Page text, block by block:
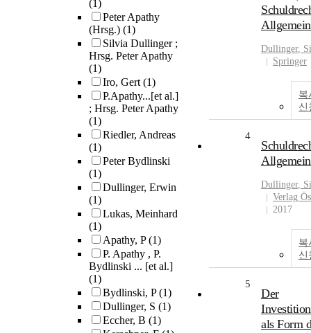
(1)
Peter Apathy
(Hrsg.) (1)
Silvia Dullinger ;
Hrsg. Peter Apathy
(1)
Iro, Gert(1)
P.Apathy...[et al.]
; Hrsg. Peter Apathy
(1)
Riedler, Andreas
(1)
Peter Bydlinski
(1)
Dullinger, Erwin
(1)
Lukas, Meinhard
(1)
Apathy, P(1)
P. Apathy , P.
Bydlinski ... [et al.]
(1)
Bydlinski, P(1)
Dullinger, S (1)
Eccher, B (1)
Dullinger,
Springer
복
신
4
Dullinger,
Verlag
2017
복
신
5
Der
als Form